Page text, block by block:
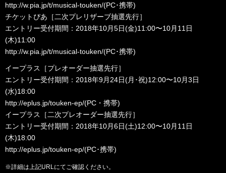
http://w.pia.jp/t/musical-touken/(PC･携帯)
チケットぴあ［二次プレリザーブ抽選先行］
エントリー受付期間：2018年10⽉5⽇(金)11:00〜10月11⽇
(木)11:00
http://w.pia.jp/t/musical-touken/(PC･携帯)
イープラス［プレオーダー抽選先行］
エントリー受付期間：2018年9⽉24⽇(月･祝)12:00〜10⽉3⽇
(水)18:00
http://eplus.jp/touken-ep/(PC・携帯)
イープラス［二次プレオーダー抽選先行］
エントリー受付期間：2018年10⽉6⽇(土)12:00〜10⽉11⽇
(木)18:00
http://eplus.jp/touken-ep/(PC･携帯)
※詳細は上記URLにてご確認ください。